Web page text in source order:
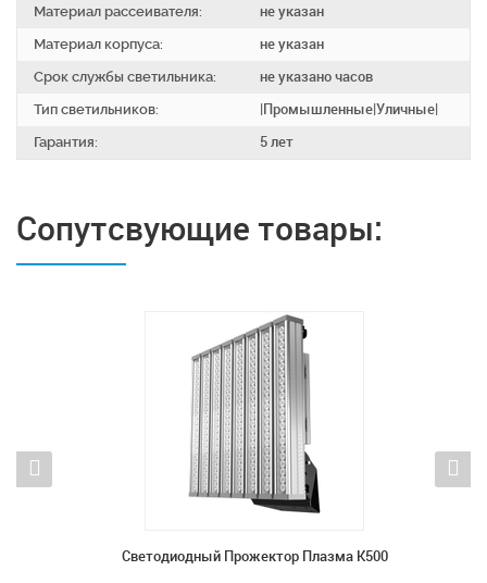
Материал рассеивателя:
не указан
Материал корпуса:
не указан
Срок службы светильника:
не указано часов
Тип светильников:
|Промышленные|Уличные|
Гарантия:
5 лет
Сопутсвующие товары:
Светодиодный Прожектор Плазма К500